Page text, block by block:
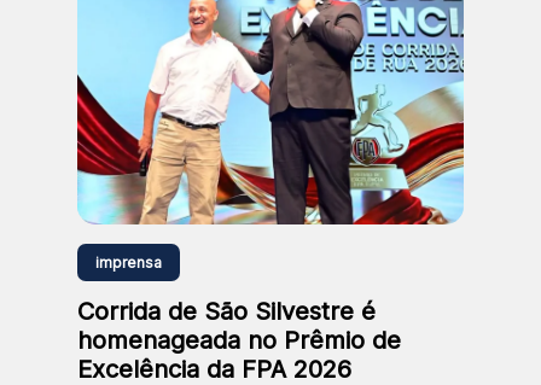
imprensa
Corrida de São Silvestre é
homenageada no Prêmio de
Excelência da FPA 2026